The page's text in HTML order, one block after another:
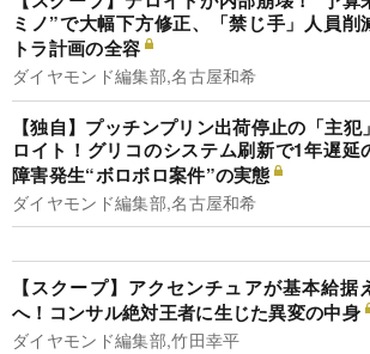
ミノ”で大幅下方修正、「禁じ手」人員削
トラ計画の全容
ダイヤモンド編集部,名古屋和希
【独自】プッチンプリン出荷停止の「主犯
ロイト！グリコのシステム刷新で1年遅延
障害発生“ボロボロ案件”の実態
ダイヤモンド編集部,名古屋和希
【スクープ】アクセンチュアが基本給据
へ！コンサル絶対王者に生じた異変の中身
ダイヤモンド編集部,竹田幸平